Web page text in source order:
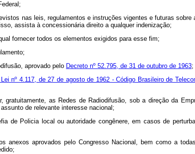
nas leis, regulamentos e instruções vigentes e futuras
assista à concessionária direito a qualquer indenização;
fornecer todos os elementos exigidos para esse fim;
aprovado pelo Decreto nº 52.795, de 31 de outubro de 1963;
nº 4.117, de 27 de agosto de 1962 - Código Brasileiro de
as Redes de Radiodifusão, sob a direção da
de relevante interesse nacional;
de Policia local ou autoridade congênere, em casos de
anexos aprovados pelo Congresso Nacional, bem como a